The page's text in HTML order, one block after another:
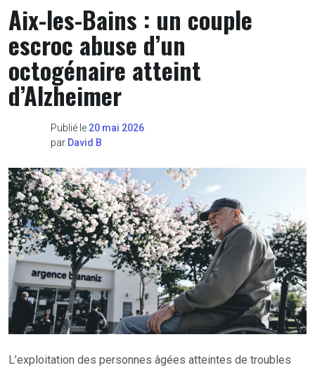
Aix-les-Bains : un couple
escroc abuse d’un
octogénaire atteint
d’Alzheimer
Publié le 20 mai 2026
par David B
L’exploitation des personnes âgées atteintes de troubles